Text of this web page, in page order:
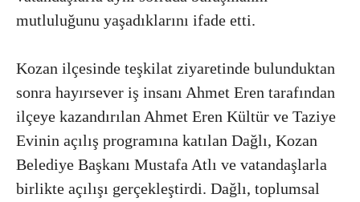
mutluluğunu yaşadıklarını ifade etti.
Kozan ilçesinde teşkilat ziyaretinde bulunduktan
sonra hayırsever iş insanı Ahmet Eren tarafından
ilçeye kazandırılan Ahmet Eren Kültür ve Taziye
Evinin açılış programına katılan Dağlı, Kozan
Belediye Başkanı Mustafa Atlı ve vatandaşlarla
birlikte açılışı gerçekleştirdi. Dağlı, toplumsal